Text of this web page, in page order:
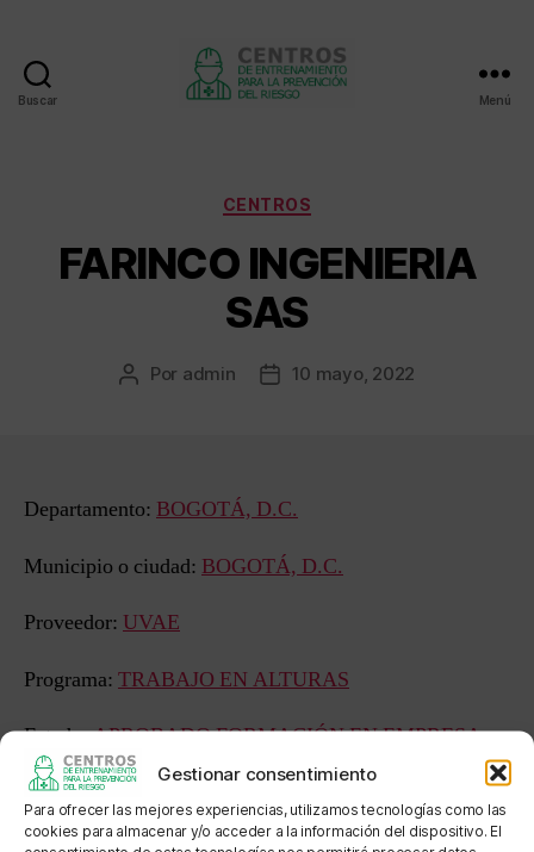
Gestionar consentimiento
Para ofrecer las mejores experiencias, utilizamos tecnologías como las
cookies para almacenar y/o acceder a la información del dispositivo. El
Buscar Menú
Categorías
CENTROS
FARINCO INGENIERIA
SAS
Autor
Por admin
Fecha10 mayo, 2022
Departamento: BOGOTÁ, D.C.
Municipio o ciudad: BOGOTÁ, D.C.
Proveedor: UVAE
Programa: TRABAJO EN ALTURAS
Estado:APROBADO FORMACIÓN EN EMPRESA
Sede: FARINCO INGENIERIA SAS